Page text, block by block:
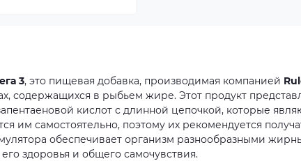
3, это пищевая добавка, производимая компанией
содержащихся в рыбьем жире. Этот продукт
кислот с длинной цепочкой, которые
им самостоятельно, поэтому их рекомендуется
обеспечивает организм разнообразными
его здоровья и общего самочувствия.